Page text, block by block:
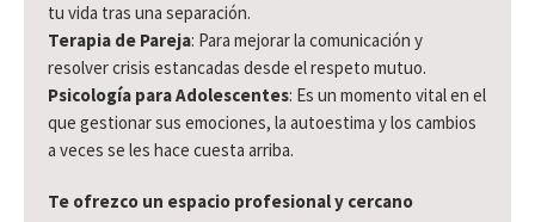
tu vida tras una separación.
Terapia de Pareja: Para mejorar la comunicación y
resolver crisis estancadas desde el respeto mutuo.
Psicología para Adolescentes: Es un momento vital en el
que gestionar sus emociones, la autoestima y los cambios
a veces se les hace cuesta arriba.
Te ofrezco un espacio profesional y cercano